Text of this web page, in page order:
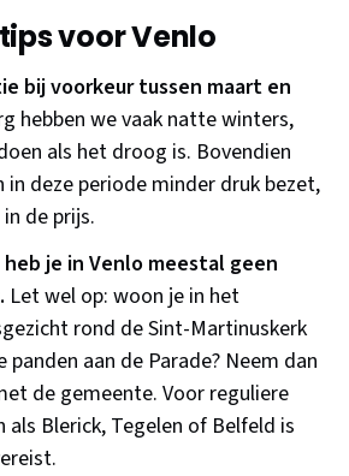
voor Venlo
bij voorkeur tussen maart en
hebben we vaak natte winters,
als het droog is. Bovendien
in deze periode minder druk bezet,
de prijs.
je in Venlo meestal geen
Let wel op: woon je in het
rond de Sint-Martinuskerk
aan de Parade? Neem dan
de gemeente. Voor reguliere
als Blerick, Tegelen of Belfeld is